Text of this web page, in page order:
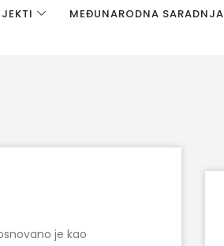
MEĐUNARODNA SARADNJA
je kao